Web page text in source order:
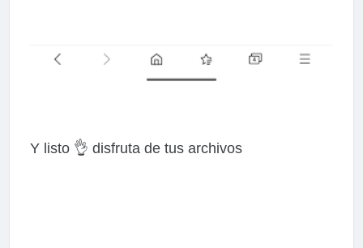
Y listo 👌 disfruta de tus archivos